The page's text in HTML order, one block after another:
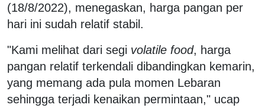
(18/8/2022), menegaskan, harga pangan per
hari ini sudah relatif stabil.
"Kami melihat dari segi volatile food, harga
pangan relatif terkendali dibandingkan kemarin,
yang memang ada pula momen Lebaran
sehingga terjadi kenaikan permintaan," ucap